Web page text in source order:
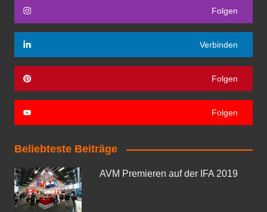
Folgen
Verbinden
Folgen
Folgen
Beliebteste Beiträge
AVM Premieren auf der IFA 2019